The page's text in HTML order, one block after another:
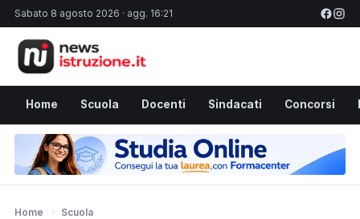
Sabato 8 agosto 2026 · agg. 16:21
Home Scuola Docenti Sindacati Concorsi
Home › Scuola